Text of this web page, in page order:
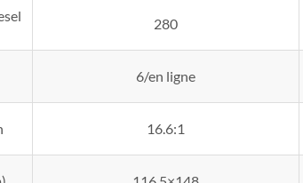
280
6/en ligne
16.6:1